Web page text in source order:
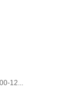
12...